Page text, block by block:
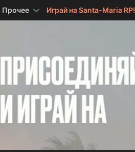
Прочее Играй на Santa-Maria RP!